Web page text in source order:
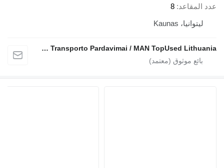
8
UAB Transporto Pardavimai / MAN TopUsed Lithuania